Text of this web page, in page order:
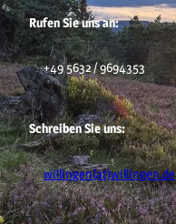
Rufen Sie uns an:
+49 5632 / 9694353
Schreiben Sie uns:
willingen(at)willingen.de